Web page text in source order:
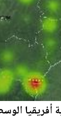
أفريقيا